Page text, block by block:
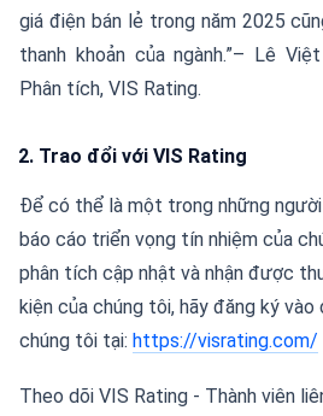
giá điện bán lẻ trong năm 2025
thanh khoản của ngành.”– Lê
Phân tích, VIS Rating.
2. Trao đổi với VIS Rating
Để có thể là một trong những
báo cáo triển vọng tín nhiệm của
phân tích cập nhật và nhận được
kiện của chúng tôi, hãy đăng ký
chúng tôi tại: https://visrating.com/
Theo dõi VIS Rating - Thành viên